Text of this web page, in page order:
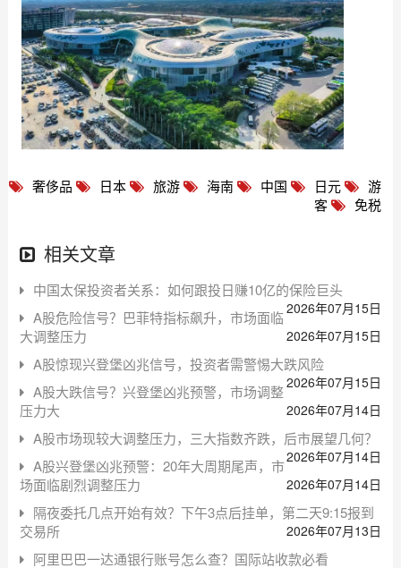
奢侈品 日本 旅游 海南 中国 日元
游
客
免税
相关文章
中国太保投资者关系：如何跟投日赚10亿的保险巨头
2026年07月15日
A股危险信号？巴菲特指标飙升，市场面临
大调整压力
2026年07月15日
A股惊现兴登堡凶兆信号，投资者需警惕大跌风险
2026年07月15日
A股大跌信号？兴登堡凶兆预警，市场调整
压力大
2026年07月14日
A股市场现较大调整压力，三大指数齐跌，后市展望几何？
2026年07月14日
A股兴登堡凶兆预警：20年大周期尾声，市
场面临剧烈调整压力
2026年07月14日
隔夜委托几点开始有效？下午3点后挂单，第二天9:15报到
交易所
2026年07月13日
阿里巴巴一达通银行账号怎么查？国际站收款必看